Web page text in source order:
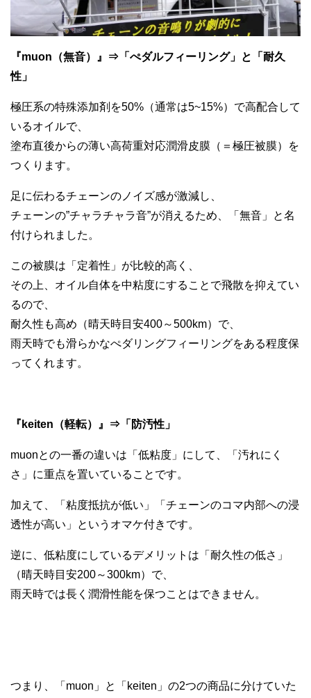
『muon（無音）』⇒「ぺダルフィーリング」と「耐久
性」
極圧系の特殊添加剤を50%（通常は5~15%）で高配合して
いるオイルで、
塗布直後からの薄い高荷重対応潤滑皮膜（＝極圧被膜）を
つくります。
足に伝わるチェーンのノイズ感が激減し、
チェーンの”チャラチャラ音”が消えるため、「無音」と名
付けられました。
この被膜は「定着性」が比較的高く、
その上、オイル自体を中粘度にすることで飛散を抑えてい
るので、
耐久性も高め（晴天時目安400～500km）で、
雨天時でも滑らかなぺダリングフィーリングをある程度保
ってくれます。
『keiten（軽転）』⇒「防汚性」
muonとの一番の違いは「低粘度」にして、「汚れにく
さ」に重点を置いていることです。
加えて、「粘度抵抗が低い」「チェーンのコマ内部への浸
透性が高い」というオマケ付きです。
逆に、低粘度にしているデメリットは「耐久性の低さ」
（晴天時目安200～300km）で、
雨天時では長く潤滑性能を保つことはできません。
つまり、「muon」と「keiten」の2つの商品に分けていた